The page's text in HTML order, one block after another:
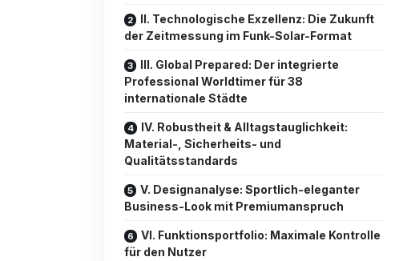
II. Technologische Exzellenz: Die Zukunft
der Zeitmessung im Funk-Solar-Format
III. Global Prepared: Der integrierte
Professional Worldtimer für 38
internationale Städte
IV. Robustheit & Alltagstauglichkeit:
Material-, Sicherheits- und
Qualitätsstandards
V. Designanalyse: Sportlich-eleganter
Business-Look mit Premiumanspruch
VI. Funktionsportfolio: Maximale Kontrolle
für den Nutzer